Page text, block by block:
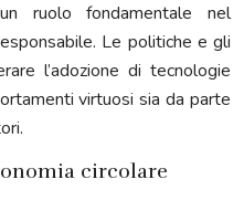
ruolo fondamentale nel
Le politiche e gli
l’adozione di tecnologie
virtuosi sia da parte
circolare